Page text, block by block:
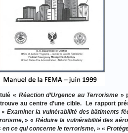
« Réaction d’Urgence au Terrorisme »
au centre d’une cible. Le rapport
Examiner la vulnérabilité des bâtiments
» «Réduire la vulnérabilité des
ce qui concerne le terrorisme, » «